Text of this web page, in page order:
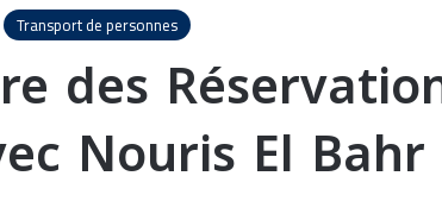
Transport de personnes
des
Nouris El